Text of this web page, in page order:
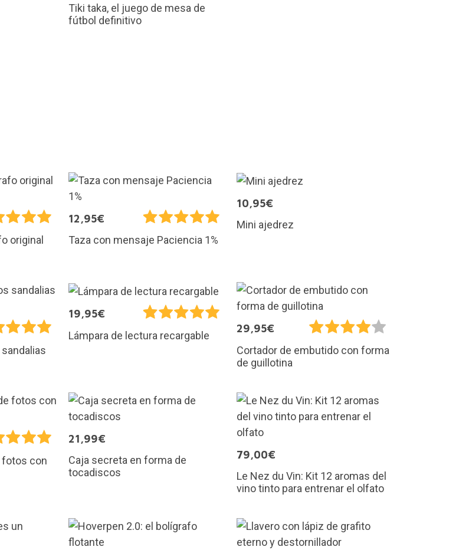
Tiki taka, el juego de mesa de
fútbol definitivo
original
12,95€
Taza con mensaje Paciencia 1%
10,95€
Mini ajedrez
19,95€
Lámpara de lectura recargable
29,95€
Cortador de embutido con forma
de guillotina
fotos con
21,99€
Caja secreta en forma de
tocadiscos
79,00€
Le Nez du Vin: Kit 12 aromas del
vino tinto para entrenar el olfato